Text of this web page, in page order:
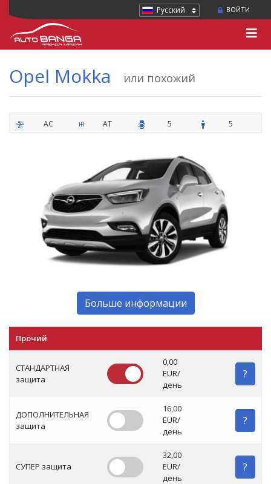
ВОЙТИ
Русский
Opel Mokka или похожий
AC AT 5 5
Больше информации
Прочий
СТАНДАРТНАЯ
защита
0,00
EUR/
день
?
ДОПОЛНИТЕЛЬНАЯ
защита
16,00
EUR/
день
?
СУПЕР защита
32,00
EUR/
день
?